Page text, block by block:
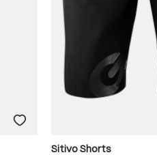
Sitivo Shorts